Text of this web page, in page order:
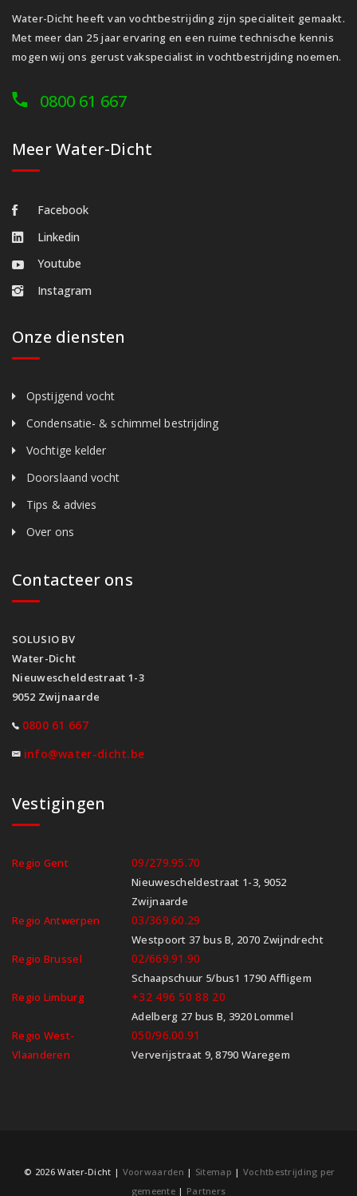
Water-Dicht heeft van vochtbestrijding zijn specialiteit gemaakt.
Met meer dan 25 jaar ervaring en een ruime technische kennis
mogen wij ons gerust vakspecialist in vochtbestrijding noemen.
0800 61 667
Meer Water-Dicht
Facebook
Linkedin
Youtube
Instagram
Onze diensten
Opstijgend vocht
Condensatie- & schimmel bestrijding
Vochtige kelder
Doorslaand vocht
Tips & advies
Over ons
Contacteer ons
SOLUSIO BV
Water-Dicht
Nieuwescheldestraat 1-3
9052 Zwijnaarde
0800 61 667
info@water-dicht.be
Vestigingen
Regio Gent 09/279.95.70
Nieuwescheldestraat 1-3, 9052
Zwijnaarde
Regio Antwerpen
03/369.60.29
Westpoort 37 bus B, 2070 Zwijndrecht
Regio Brussel
02/669.91.90
Schaapschuur 5/bus1 1790 Affligem
Regio Limburg
+32 496 50 88 20
Adelberg 27 bus B, 3920 Lommel
Regio West-
Vlaanderen
050/96.00.91
Ververijstraat 9, 8790 Waregem
© 2026 Water-Dicht | Voorwaarden | Sitemap | Vochtbestrijding per
gemeente | Partners